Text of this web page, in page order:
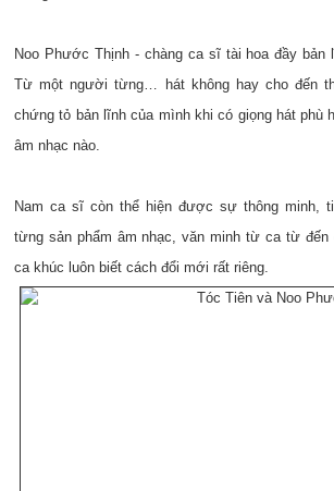
Noo Phước Thịnh - chàng ca sĩ tài hoa đầy bản
Từ một người từng… hát không hay cho đến
chứng tỏ bản lĩnh của mình khi có giọng hát phù
âm nhạc nào.
Nam ca sĩ còn thể hiện được sự thông minh,
từng sản phẩm âm nhạc, văn minh từ ca từ đến
ca khúc luôn biết cách đổi mới rất riêng.